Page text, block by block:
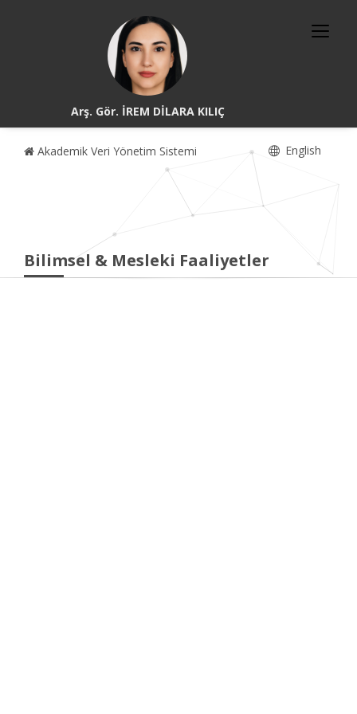
Arş. Gör. İREM DİLARA KILIÇ
Akademik Veri Yönetim Sistemi English
Bilimsel & Mesleki Faaliyetler